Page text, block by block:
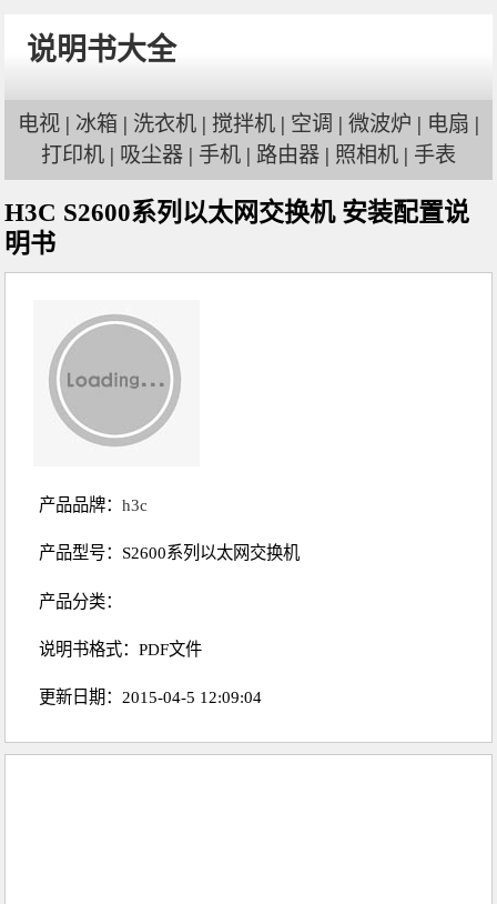
说明书大全
电视 | 冰箱 | 洗衣机 | 搅拌机 | 空调 | 微波炉 | 电扇 |
打印机 | 吸尘器 | 手机 | 路由器 | 照相机 | 手表
H3C S2600系列以太网交换机 安装配置说
明书
产品品牌：h3c
产品型号：S2600系列以太网交换机
产品分类：
说明书格式：PDF文件
更新日期：2015-04-5 12:09:04